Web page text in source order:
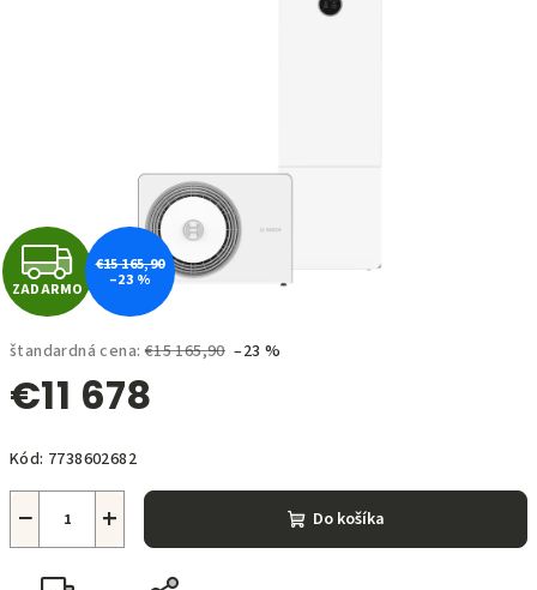
štandardná cena: €15 165,90 –23 %
€11 678
cena:
Kód: 7738602682
+
− Do košíka
Z
A
D
A
R
M
O
ZADARMO
€15 165,90
–23 %